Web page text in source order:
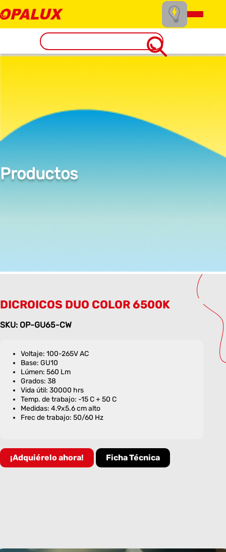
Productos
DICROICOS DUO COLOR 6500K
SKU: OP-GU65-CW
Voltaje: 100-265V AC
Base: GU10
Lúmen: 560 Lm
Grados: 38
Vida útil: 30000 hrs
Temp. de trabajo: -15 C + 50 C
Medidas: 4.9x5.6 cm alto
Frec de trabajo: 50/60 Hz
¡Adquiérelo ahora! Ficha Técnica